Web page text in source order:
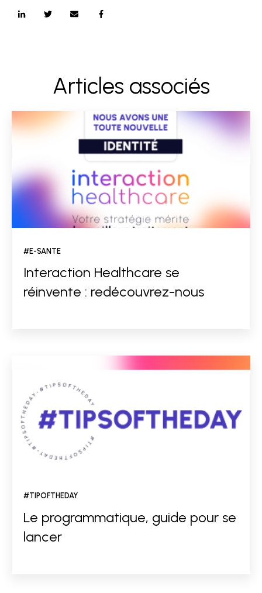
Articles associés
#E-SANTE
Interaction Healthcare se
réinvente : redécouvrez-nous
#TIPOFTHEDAY
Le programmatique, guide pour se
lancer